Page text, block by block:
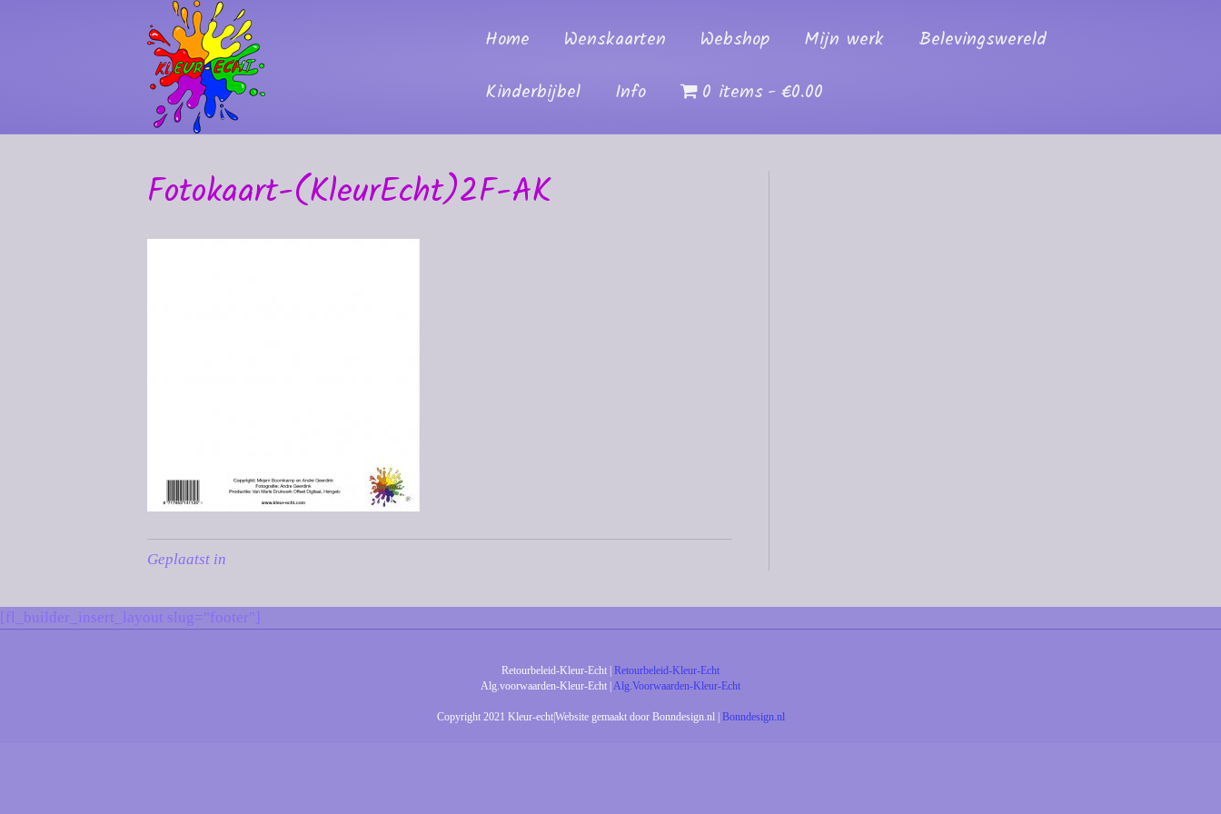
Home Wenskaarten Webshop Mijn werk
Belevingswereld
Kinderbijbel
Info 0 items €0.00
Fotokaart-(KleurEcht)2F-AK
Geplaatst in
[fl_builder_insert_layout slug="footer"]
Retourbeleid-Kleur-Echt | Retourbeleid-Kleur-Echt
Alg.voorwaarden-Kleur-Echt | Alg.Voorwaarden-Kleur-Echt
Copyright 2021 Kleur-echt|Website gemaakt door Bonndesign.nl | Bonndesign.nl